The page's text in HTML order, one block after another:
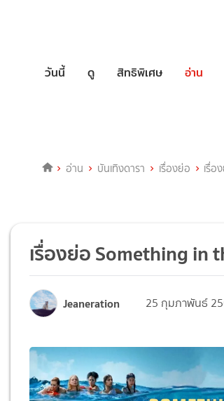
วันนี้ ดู สิทธิพิเศษ อ่าน
อ่าน บันเทิงดารา เรื่องย่อ เรื่อ
เรื่องย่อ Something
Jeaneration 25 กุมภาพันธ์